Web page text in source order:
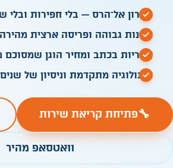
פתרון אל־הרס — בלי חפירות ובלי
זמינות גבוהה ופריסה ארצית מהירה
אחריות בכתב ומחיר הוגן
טכנולוגיה מתקדמת וניסיון של
🔧פתיחת קריאת שירות
וואטסאפ מהיר